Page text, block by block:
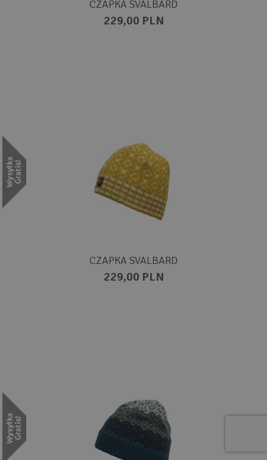
CZAPKA SVALBARD
229,00 PLN
CZAPKA SVALBARD
229,00 PLN